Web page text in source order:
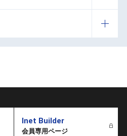
Inet Builder
会員専用ページ